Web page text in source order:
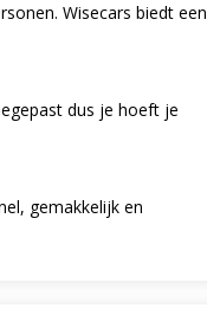
Wisecars biedt een
dus je hoeft je
gemakkelijk en